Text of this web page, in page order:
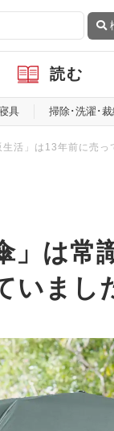
読む
具 掃除･洗濯･裁
活」は13年前に売っ
」は常
いまし